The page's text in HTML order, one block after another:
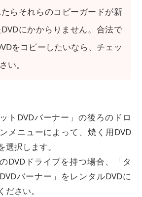
らそれらのコピーガードが新
にかからりません。合法で
をコピーしたいなら、チェッ
い。
トDVDバーナー」の後ろのドロ
メニューによって、焼く用DVD
選択します。
DVDドライブを持つ場合、「タ
バーナー」をレンタルDVDに
ださい。